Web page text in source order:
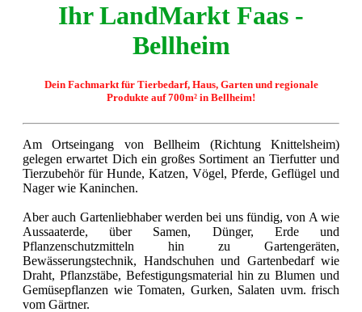
Ihr LandMarkt Faas -
Bellheim
Dein Fachmarkt für Tierbedarf, Haus, Garten und regionale
Produkte auf 700m² in Bellheim!
Am Ortseingang von Bellheim (Richtung Knittelsheim)
gelegen erwartet Dich ein großes Sortiment an Tierfutter und
Tierzubehör für Hunde, Katzen, Vögel, Pferde, Geflügel und
Nager wie Kaninchen.
Aber auch Gartenliebhaber werden bei uns fündig, von A wie
Aussaaterde, über Samen, Dünger, Erde und
Pflanzenschutzmitteln hin zu Gartengeräten,
Bewässerungstechnik, Handschuhen und Gartenbedarf wie
Draht, Pflanzstäbe, Befestigungsmaterial hin zu Blumen und
Gemüsepflanzen wie Tomaten, Gurken, Salaten uvm. frisch
vom Gärtner.